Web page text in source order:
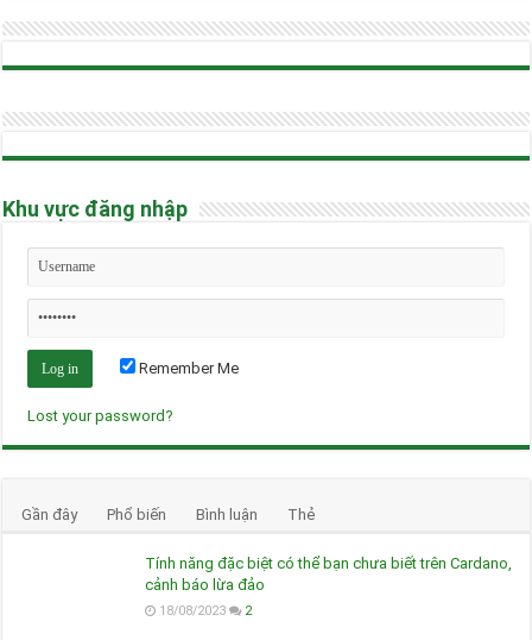
Khu vực đăng nhập
Remember Me
Lost your password?
Gần đây Phổ biến Bình luận Thẻ
Tính năng đặc biệt có thể bạn chưa biết trên Cardano,
cảnh báo lừa đảo
18/08/2023 2